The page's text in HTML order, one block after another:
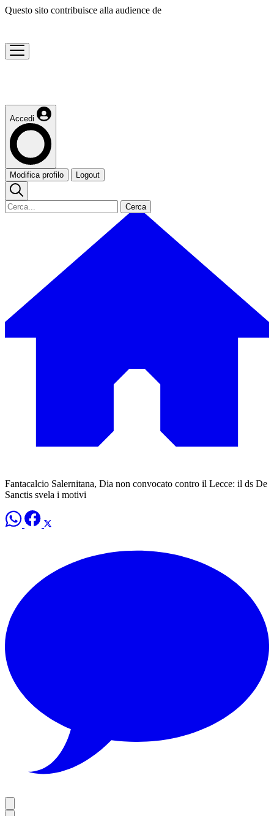
Questo sito contribuisce alla audience de
Accedi
Modifica profilo Logout
Cerca
Fantacalcio Salernitana, Dia non convocato contro il Lecce: il ds De
Sanctis svela i motivi